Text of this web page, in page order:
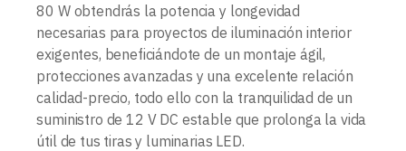
80 W obtendrás la potencia y longevidad
necesarias para proyectos de iluminación interior
exigentes, beneficiándote de un montaje ágil,
protecciones avanzadas y una excelente relación
calidad-precio, todo ello con la tranquilidad de un
suministro de 12 V DC estable que prolonga la vida
útil de tus tiras y luminarias LED.